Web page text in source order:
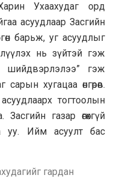
Ухаахудаг орд
асуудлаар Засгийн
барьж, уг асуудлыг
нь зүйтэй гэж
шийдвэрлэлээ” гэж
хугацаа өнгөрөв.
тогтоолын
Засгийн газар өгөхгүй
уу. Ийм асуулт бас
гардан